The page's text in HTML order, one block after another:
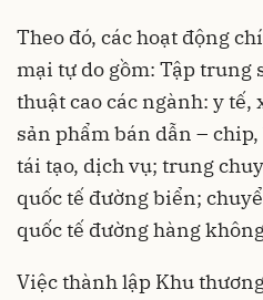
Theo đó, các hoạt động
mại tự do gồm: Tập trung
thuật cao các ngành: y
sản phẩm bán dẫn –
tái tạo, dịch vụ; trung
quốc tế đường biển;
quốc tế đường hàng
Việc thành lập Khu